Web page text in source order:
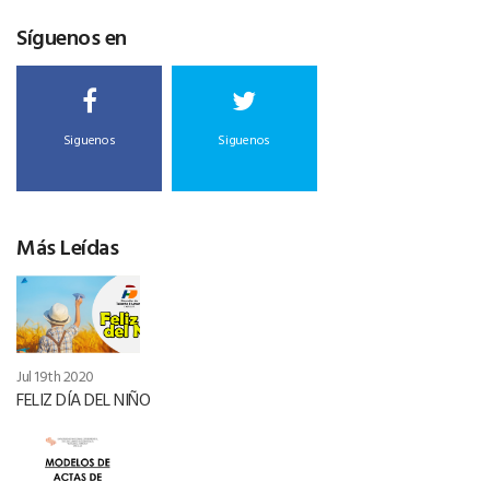
Síguenos en
Siguenos Siguenos
Más Leídas
Jul 19th 2020
FELIZ DÍA DEL NIÑO